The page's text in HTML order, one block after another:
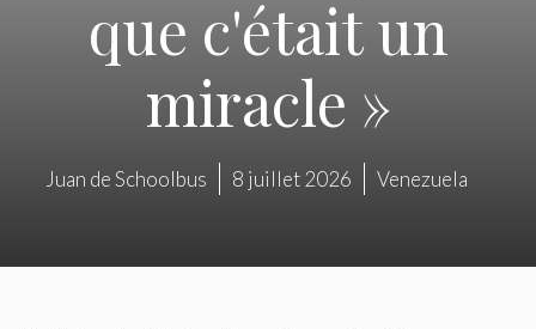
que c'était un
miracle »
Juan de Schoolbus 8 juillet 2026 Venezuela